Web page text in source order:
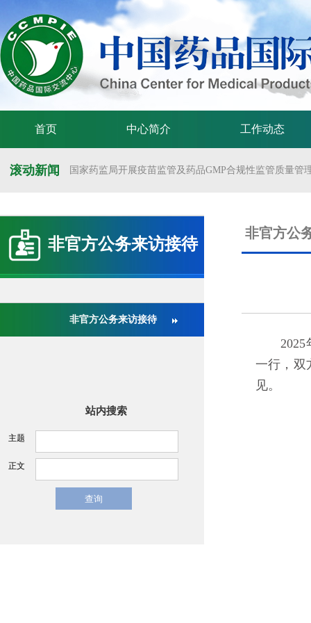
首页 中心简介 工作动态
滚动新闻 国家药监局开展疫苗监管及药品GMP合规性监管质量管
国家药监局药审中心关于发布《预防用mRNA疫苗临床
国家药监局药审中心关于发布《关于开发适宜药品包装
国家药监局 国家卫生健康委 国家中医药局 国家疾控局
关于举办第十六届中国医疗器械监督管理国际会议的通
非官方公务来访接待
非官方公务来访接待
站内搜索
主题
正文
非官方公
2025年
一行，双
见。